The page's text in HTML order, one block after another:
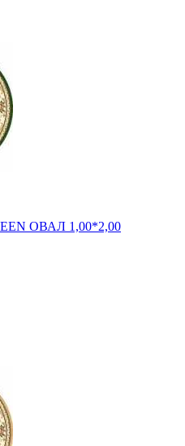
ОВАЛ 1,00*2,00